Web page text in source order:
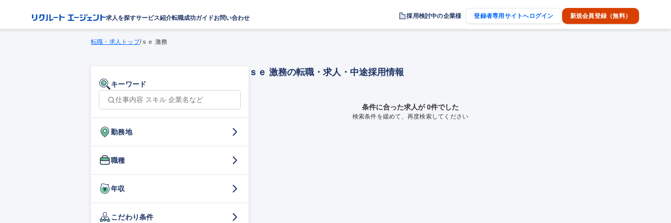
求人を探すサービス紹介転職成功ガイドお問い合わせ 採用検討中の企業様 登録者専用サイトへログイン 新規会員登録（無料）
転職・求人トップ/ｓｅ 激務
キーワード
勤務地
職種
年収
こだわり条件
ｓｅ 激務の転職・求人・中途採用情報
条件に合った求人が 0件でした
検索条件を緩めて、再度検索してください